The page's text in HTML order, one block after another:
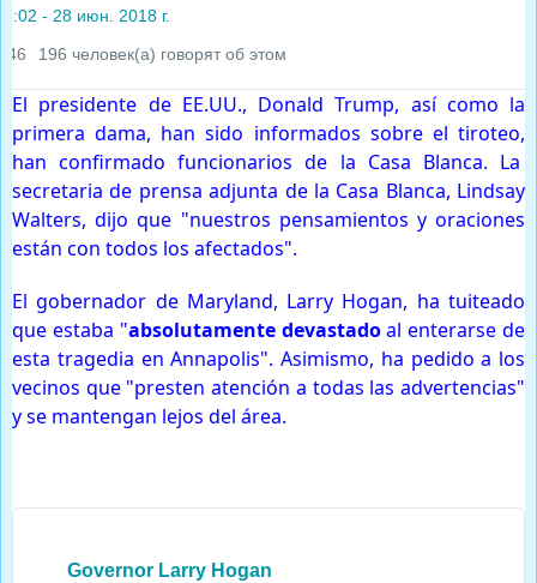
- 28 июн. 2018 г.
196 человек(а) говорят об этом
El presidente de EE.UU., Donald Trump, así como la
primera dama, han sido informados sobre el tiroteo,
han confirmado funcionarios de la Casa Blanca. La
secretaria de prensa adjunta de la Casa Blanca, Lindsay
Walters, dijo que "nuestros pensamientos y oraciones
están con todos los afectados".
El gobernador de Maryland, Larry Hogan, ha tuiteado
que estaba "absolutamente devastadoal enterarse de
esta tragedia en Annapolis". Asimismo, ha pedido a los
vecinos que "presten atención a todas las advertencias"
y se mantengan lejos del área.
Governor Larry Hogan